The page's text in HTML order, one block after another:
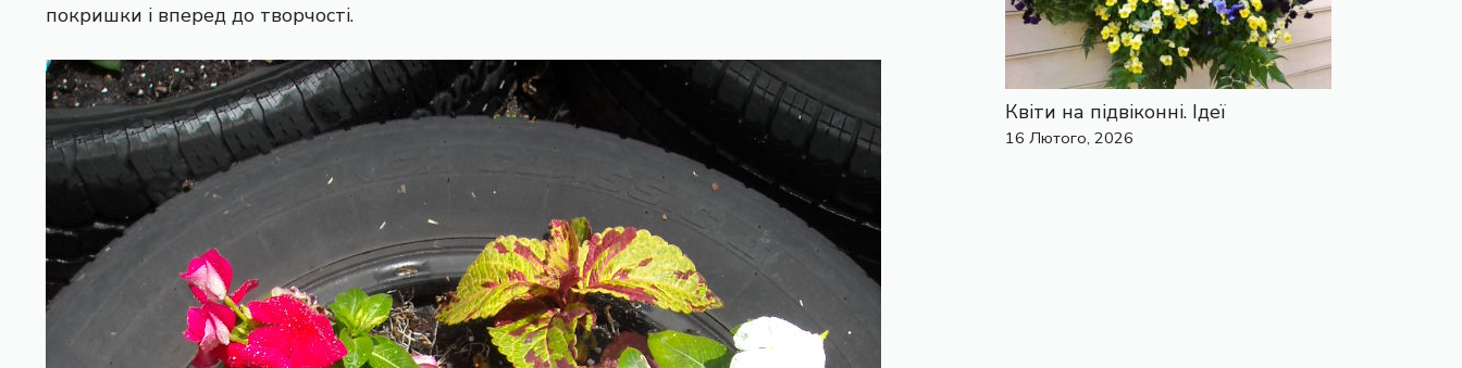
покришки і вперед до творчості.
Квіти на підвіконні. Ідеї
16 Лютого, 2026